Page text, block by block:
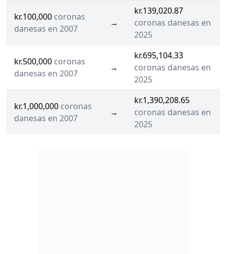
kr.100,000 coronas
danesas en 2007
→
kr.139,020.87
coronas danesas en
2025
kr.500,000 coronas
danesas en 2007
→
kr.695,104.33
coronas danesas en
2025
kr.1,000,000 coronas
danesas en 2007
→
kr.1,390,208.65
coronas danesas en
2025